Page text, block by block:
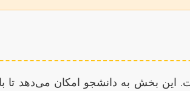
بخش به دانشجو امکان می‌دهد تا